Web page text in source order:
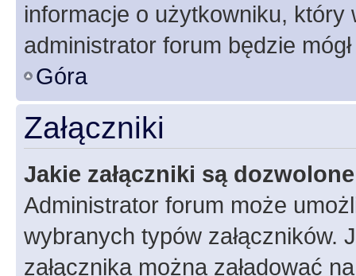
informacje o użytkowniku, który
administrator forum będzie
Góra
Załączniki
Jakie załączniki są
Administrator forum może
wybranych typów załączników.
załącznika można załadować